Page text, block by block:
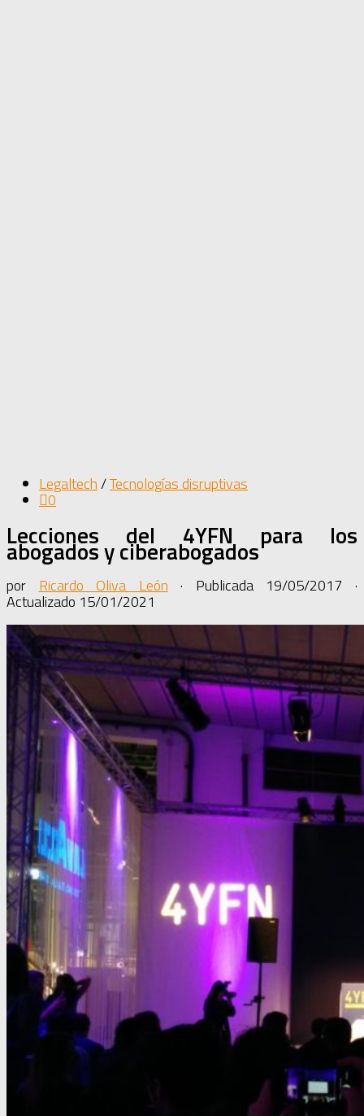
Legaltech/Tecnologías disruptivas
0
Lecciones del 4YFN para los
abogados y ciberabogados
por Ricardo Oliva León · Publicada 19/05/2017 ·
Actualizado 15/01/2021